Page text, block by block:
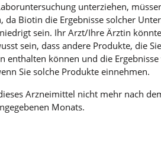
unterziehen,
da Biotin die Ergebnisse solcher
sein. Ihr Arzt/Ihre Ärztin
sein, dass andere Produkte, die
enthalten können und die
Sie solche Produkte einnehmen.
Arzneimittel nicht mehr nach
Monats.